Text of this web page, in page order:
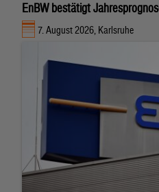
EnBW bestätigt
7. August 2026, Karlsruhe